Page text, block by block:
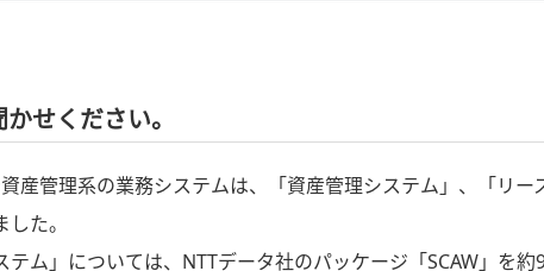
せください。
産管理系の業務システムは、「資産管理システム」、「リ
た。
テム」については、NTTデータ社のパッケージ「SCAW」を